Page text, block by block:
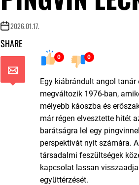
2026.01.17.
SHARE
0 0
Egy kiábrándult angol tanár
megváltozik 1976-ban,
mélyebb káoszba és
már régen elvesztette hitét
barátságra lel egy
perspektívát nyit számára.
társadalmi feszültségek
kapcsolat lassan
együttérzését.